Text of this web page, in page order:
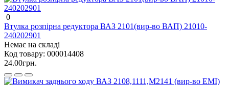
0
Втулка розпірна редуктора ВАЗ 2101(вир-во ВАП) 21010-
240202901
Немає на складі
Код товару: 000014408
24.00грн.